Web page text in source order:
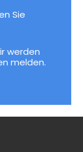
Sie
werden
melden.